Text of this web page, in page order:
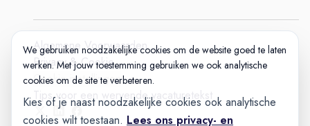
Algemene Voorwaarden
Privacy & Cookie
Cookie-instellingen
Tips voor een wervende vacaturetekst
We gebruiken noodzakelijke cookies om de website goed te laten
werken. Met jouw toestemming gebruiken we ook analytische
cookies om de site te verbeteren.
Kies of je naast noodzakelijke cookies ook analytische
cookies wilt toestaan. Lees ons privacy- en